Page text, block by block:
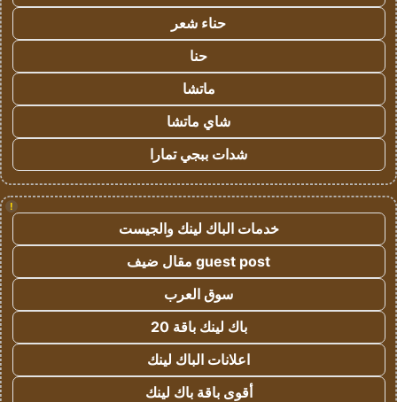
حناء شعر
حنا
ماتشا
شاي ماتشا
شدات ببجي تمارا
!
خدمات الباك لينك والجيست
guest post مقال ضيف
سوق العرب
باك لينك باقة 20
اعلانات الباك لينك
أقوى باقة باك لينك